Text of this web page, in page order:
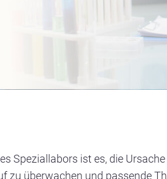
Speziallabors ist es, die
zu überwachen und passende